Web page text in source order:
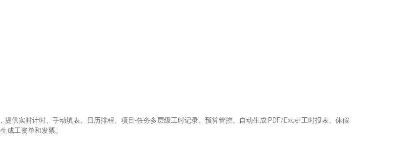
供实时计时、手动填表、日历排程、项目-任务多层级工时记录、预算管控、自动生成 PDF/Excel 工时报表、休假
成工资单和发票。